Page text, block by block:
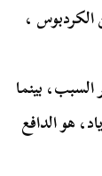
الكردبوس ،
السبب، بينما
هو الدافع